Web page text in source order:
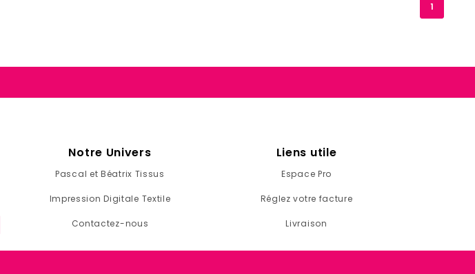
1
Notre Univers
Pascal et Béatrix Tissus
Impression Digitale Textile
Contactez-nous
Liens utile
Espace Pro
Réglez votre facture
Livraison